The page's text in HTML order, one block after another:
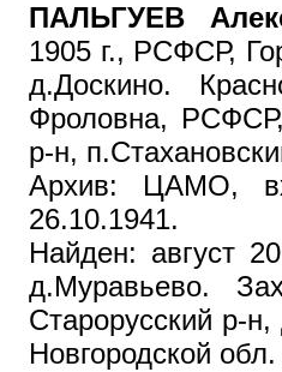
ПАЛЬГУЕВ
1905 г., РСФСР,
д.Доскино.
Фроловна, РСФСР,
р-н,
Архив: ЦАМО,
26.10.1941.
Найден: август
д.Муравьево.
Старорусский р-
Новгородской